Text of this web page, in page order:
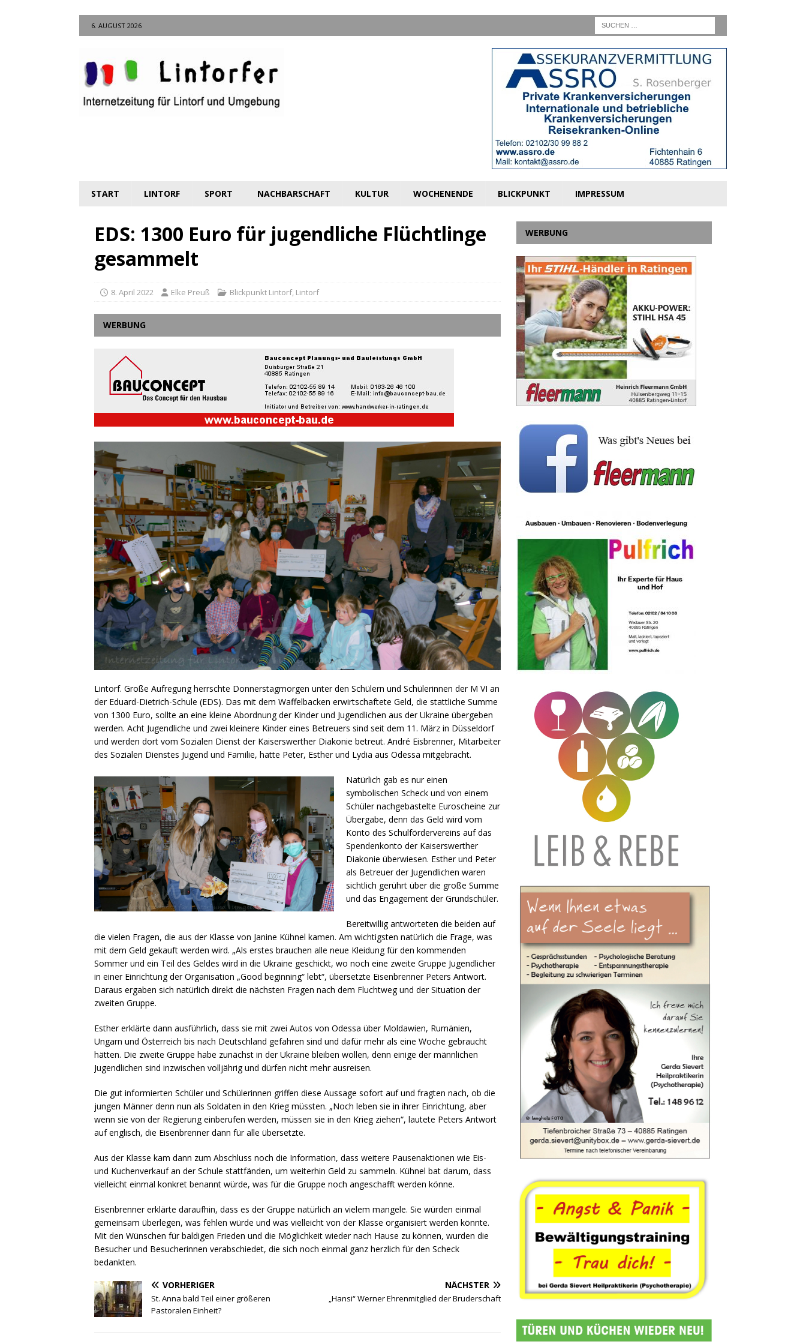
6. AUGUST 2026
START LINTORF SPORT NACHBARSCHAFT KULTUR WOCHENENDE BLICKPUNKT IMPRESSUM
EDS: 1300 Euro für jugendliche Flüchtlinge
gesammelt
8. April 2022 Elke Preuß Blickpunkt Lintorf, Lintorf
WERBUNG
Lintorf. Große Aufregung herrschte Donnerstagmorgen unter den Schülern und Schülerinnen der M VI an
der Eduard-Dietrich-Schule (EDS). Das mit dem Waffelbacken erwirtschaftete Geld, die stattliche Summe
von 1300 Euro, sollte an eine kleine Abordnung der Kinder und Jugendlichen aus der Ukraine übergeben
werden. Acht Jugendliche und zwei kleinere Kinder eines Betreuers sind seit dem 11. März in Düsseldorf
und werden dort vom Sozialen Dienst der Kaiserswerther Diakonie betreut. André Eisbrenner, Mitarbeiter
des Sozialen Dienstes Jugend und Familie, hatte Peter, Esther und Lydia aus Odessa mitgebracht.
Natürlich gab es nur einen
symbolischen Scheck und von einem
Schüler nachgebastelte Euroscheine zur
Übergabe, denn das Geld wird vom
Konto des Schulfördervereins auf das
Spendenkonto der Kaiserswerther
Diakonie überwiesen. Esther und Peter
als Betreuer der Jugendlichen waren
sichtlich gerührt über die große Summe
und das Engagement der Grundschüler.
Bereitwillig antworteten die beiden auf
die vielen Fragen, die aus der Klasse von Janine Kühnel kamen. Am wichtigsten natürlich die Frage, was
mit dem Geld gekauft werden wird. „Als erstes brauchen alle neue Kleidung für den kommenden
Sommer und ein Teil des Geldes wird in die Ukraine geschickt, wo noch eine zweite Gruppe Jugendlicher
in einer Einrichtung der Organisation „Good beginning“ lebt“, übersetzte Eisenbrenner Peters Antwort.
Daraus ergaben sich natürlich direkt die nächsten Fragen nach dem Fluchtweg und der Situation der
zweiten Gruppe.
Esther erklärte dann ausführlich, dass sie mit zwei Autos von Odessa über Moldawien, Rumänien,
Ungarn und Österreich bis nach Deutschland gefahren sind und dafür mehr als eine Woche gebraucht
hätten. Die zweite Gruppe habe zunächst in der Ukraine bleiben wollen, denn einige der männlichen
Jugendlichen sind inzwischen volljährig und dürfen nicht mehr ausreisen.
Die gut informierten Schüler und Schülerinnen griffen diese Aussage sofort auf und fragten nach, ob die
jungen Männer denn nun als Soldaten in den Krieg müssten. „Noch leben sie in ihrer Einrichtung, aber
wenn sie von der Regierung einberufen werden, müssen sie in den Krieg ziehen“, lautete Peters Antwort
auf englisch, die Eisenbrenner dann für alle übersetzte.
Aus der Klasse kam dann zum Abschluss noch die Information, dass weitere Pausenaktionen wie Eis-
und Kuchenverkauf an der Schule stattfänden, um weiterhin Geld zu sammeln. Kühnel bat darum, dass
vielleicht einmal konkret benannt würde, was für die Gruppe noch angeschafft werden könne.
Eisenbrenner erklärte daraufhin, dass es der Gruppe natürlich an vielem mangele. Sie würden einmal
gemeinsam überlegen, was fehlen würde und was vielleicht von der Klasse organisiert werden könnte.
Mit den Wünschen für baldigen Frieden und die Möglichkeit wieder nach Hause zu können, wurden die
Besucher und Besucherinnen verabschiedet, die sich noch einmal ganz herzlich für den Scheck
bedankten.
VORHERIGER
St. Anna bald Teil einer größeren
Pastoralen Einheit?
NÄCHSTER
„Hansi“ Werner Ehrenmitglied der Bruderschaft
WERBUNG